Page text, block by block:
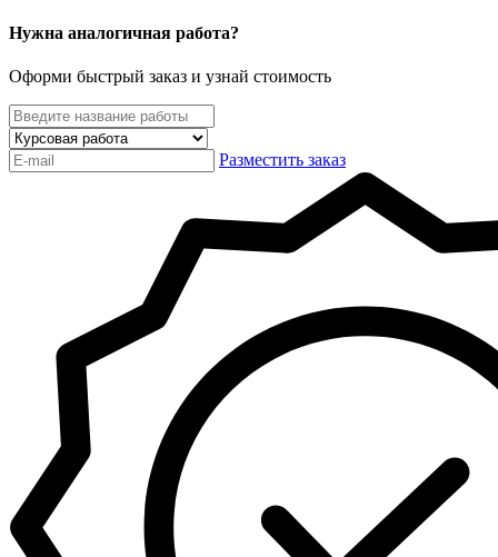
Нужна аналогичная работа?
Оформи быстрый заказ и узнай стоимость
Разместить заказ